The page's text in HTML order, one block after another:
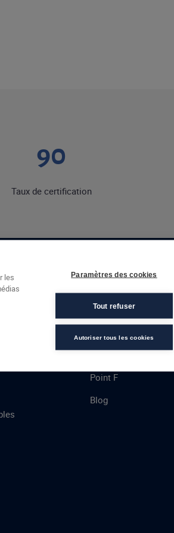
Espace candidats
90
Taux de certification
À PROPOS
Talent
Point F
Blog
les
Paramètres des cookies
Tout refuser
Autoriser tous les cookies